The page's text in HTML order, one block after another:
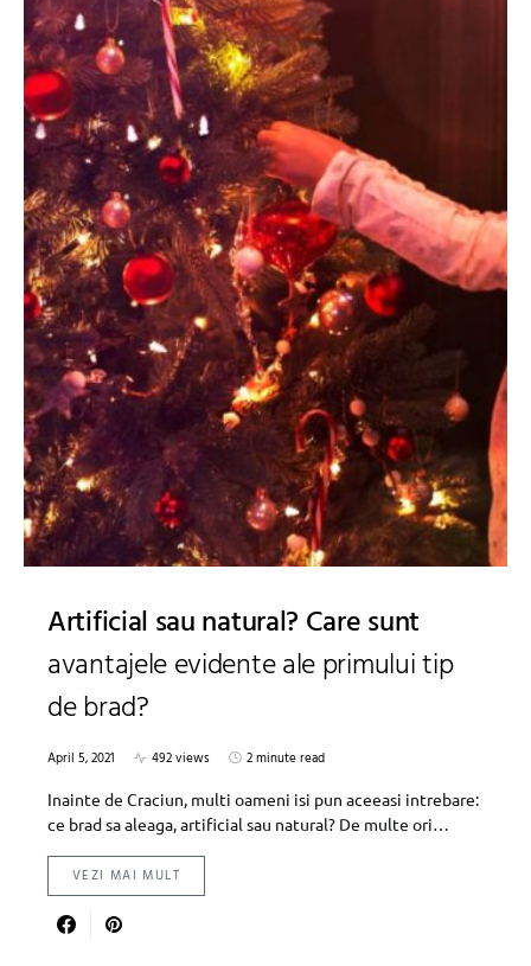
Artificial sau natural? Care sunt
avantajele evidente ale primului tip
de brad?
April 5, 2021 492 views
2 minute read
Inainte de Craciun, multi oameni isi pun aceeasi intrebare:
ce brad sa aleaga, artificial sau natural? De multe ori…
VEZI MAI MULT